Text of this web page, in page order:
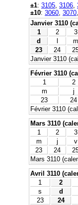
±1: 3105 3106
±10: 3060 3070
Janvier 3110
1
2 3
d
l m
23
24
Janvier 3110
Février 3110
1
2
m
j
23
24
Février 3110
Mars 3110
1
2 3
m
j v
23
24
Mars 3110
Avril 3110
1
2
s
d
23
24